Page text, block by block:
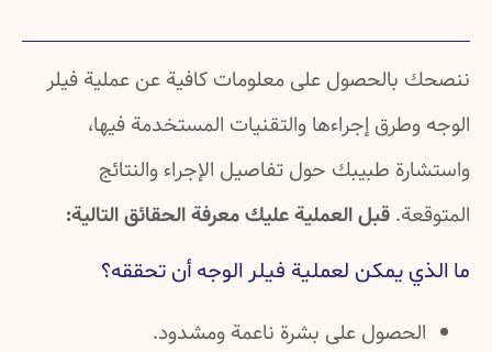
على معلومات كافية عن عملية فيلر
إجراءها والتقنيات المستخدمة فيها،
طبيبك حول تفاصيل الإجراء والنتائج
قبل العملية عليك معرفة الحقائق التالية:
يمكن لعملية فيلر الوجه أن تحققه؟
على بشرة ناعمة ومشدود.